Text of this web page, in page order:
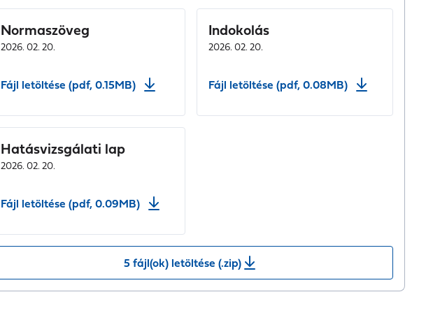
Normaszöveg
2026. 02. 20.
Fájl letöltése (pdf, 0.15MB)
Indokolás
2026. 02. 20.
Fájl letöltése (pdf, 0.08MB)
Hatásvizsgálati lap
2026. 02. 20.
Fájl letöltése (pdf, 0.09MB)
5 fájl(ok) letöltése (.zip)